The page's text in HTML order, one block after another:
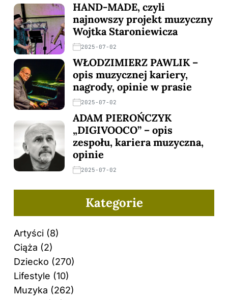
HAND-MADE, czyli
najnowszy projekt muzyczny
Wojtka Staroniewicza
2025-07-02
WŁODZIMIERZ PAWLIK –
opis muzycznej kariery,
nagrody, opinie w prasie
2025-07-02
ADAM PIEROŃCZYK
„DIGIVOOCO” – opis
zespołu, kariera muzyczna,
opinie
2025-07-02
Kategorie
Artyści (8)
Ciąża (2)
Dziecko (270)
Lifestyle (10)
Muzyka (262)